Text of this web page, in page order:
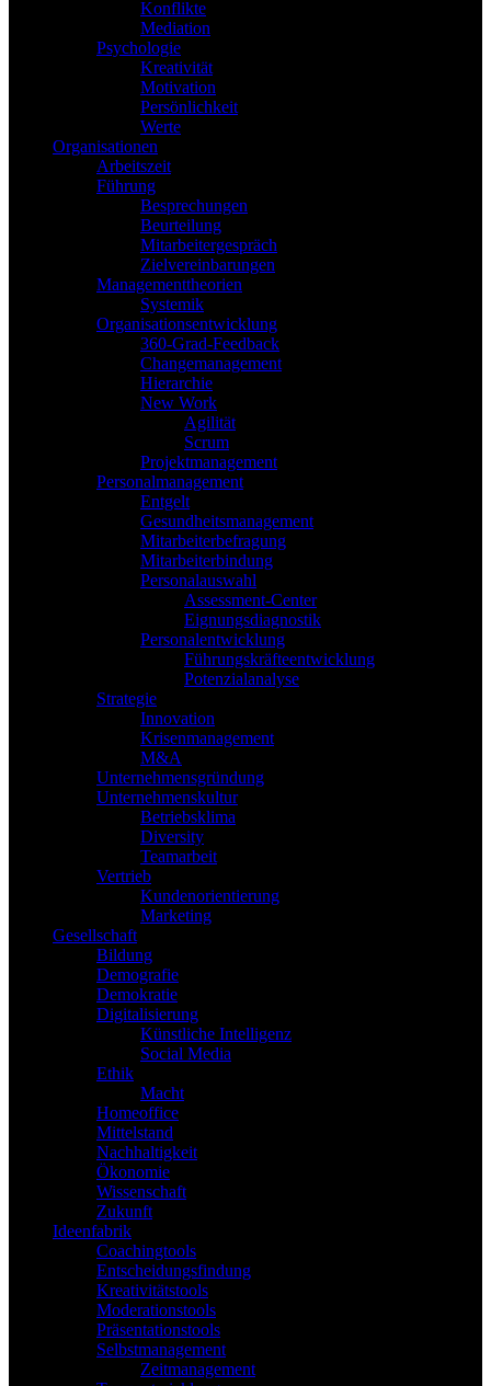
Konflikte
Mediation
Psychologie
Kreativität
Motivation
Persönlichkeit
Werte
Organisationen
Arbeitszeit
Führung
Besprechungen
Beurteilung
Mitarbeitergespräch
Zielvereinbarungen
Managementtheorien
Systemik
Organisationsentwicklung
360-Grad-Feedback
Changemanagement
Hierarchie
New Work
Agilität
Scrum
Projektmanagement
Personalmanagement
Entgelt
Gesundheitsmanagement
Mitarbeiterbefragung
Mitarbeiterbindung
Personalauswahl
Assessment-Center
Eignungsdiagnostik
Personalentwicklung
Führungskräfteentwicklung
Potenzialanalyse
Strategie
Innovation
Krisenmanagement
M&A
Unternehmensgründung
Unternehmenskultur
Betriebsklima
Diversity
Teamarbeit
Vertrieb
Kundenorientierung
Marketing
Gesellschaft
Bildung
Demografie
Demokratie
Digitalisierung
Künstliche Intelligenz
Social Media
Ethik
Macht
Homeoffice
Mittelstand
Nachhaltigkeit
Ökonomie
Wissenschaft
Zukunft
Ideenfabrik
Coachingtools
Entscheidungsfindung
Kreativitätstools
Moderationstools
Präsentationstools
Selbstmanagement
Zeitmanagement